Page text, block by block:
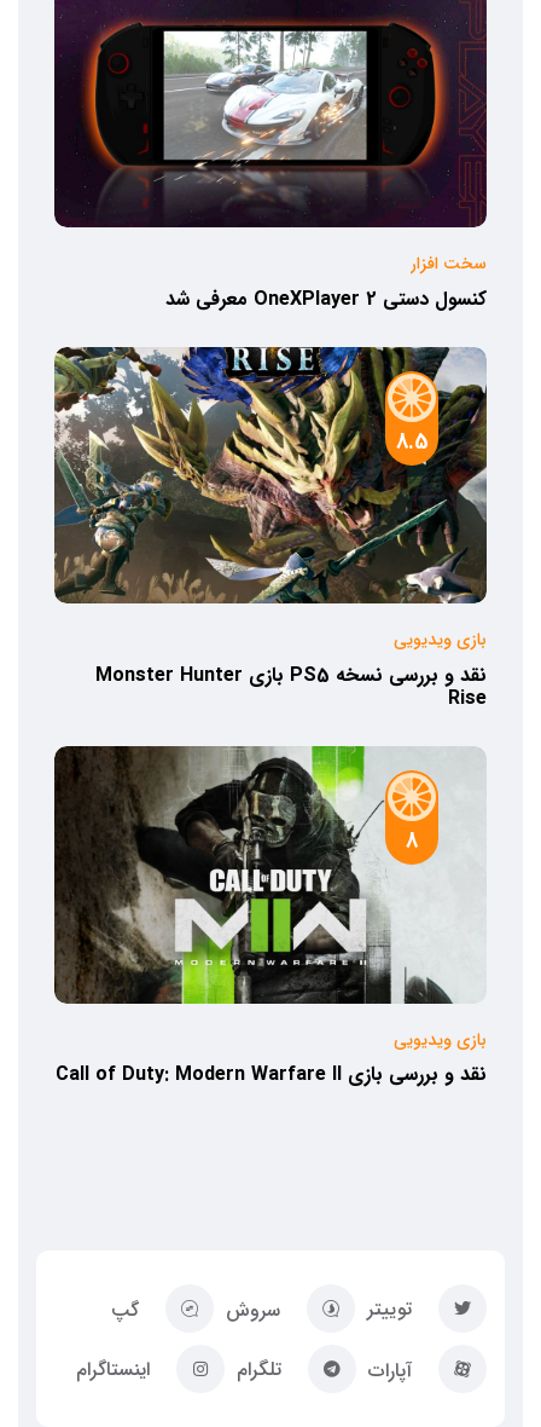
سخت افزار
کنسول دستی OneXPlayer 2 معرفی شد
8.5
بازی ویدیویی
نقد و بررسی نسخه PS5 بازی Monster Hunter
Rise
8
بازی ویدیویی
نقد و بررسی بازی Call of Duty: Modern Warfare II
توییتر سروش
گپ
آپارات
تلگرام اینستاگرام